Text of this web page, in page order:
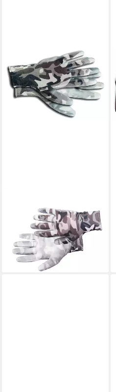
Handschuhe für die
Gartenarbeit, Camouflage-
Weiß
4,99 €
lieferbar - in 2-3 Werktagen bei dir